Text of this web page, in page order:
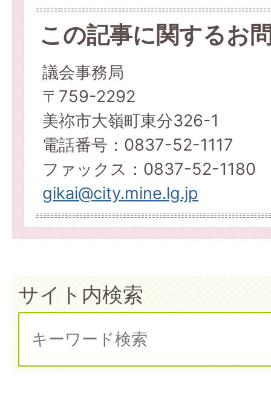
この記事に関するお
議会事務局
〒759-2292
美祢市大嶺町東分326-1
電話番号：0837-52-1117
ファックス：0837-52-1180
gikai@city.mine.lg.jp
サイト内検索